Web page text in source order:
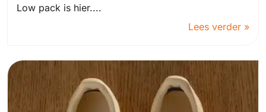
Low pack is hier....
Lees verder »